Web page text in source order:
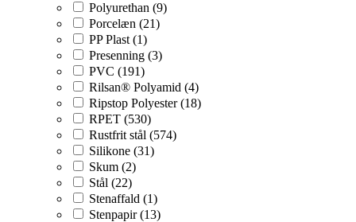
Polyurethan (9)
Porcelæn (21)
PP Plast (1)
Presenning (3)
PVC (191)
Rilsan® Polyamid (4)
Ripstop Polyester (18)
RPET (530)
Rustfrit stål (574)
Silikone (31)
Skum (2)
Stål (22)
Stenaffald (1)
Stenpapir (13)